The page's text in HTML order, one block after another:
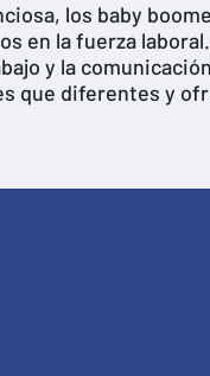
los baby
en la fuerza
y la
que diferentes y